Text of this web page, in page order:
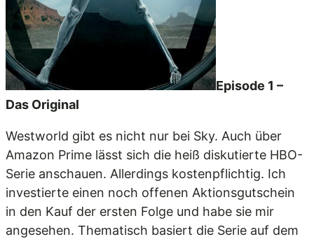
Episode 1 –
Das Original
Westworld gibt es nicht nur bei Sky. Auch über
Amazon Prime lässt sich die heiß diskutierte HBO-
Serie anschauen. Allerdings kostenpflichtig. Ich
investierte einen noch offenen Aktionsgutschein
in den Kauf der ersten Folge und habe sie mir
angesehen. Thematisch basiert die Serie auf dem